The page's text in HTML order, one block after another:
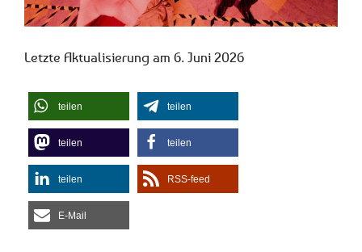
Letzte Aktualisierung am 6. Juni 2026
teilen teilen
teilen teilen
teilen RSS-feed
E-Mail